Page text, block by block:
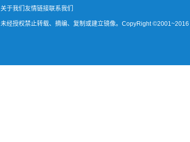
关于我们 友情链接联系我们
未经授权禁止转载、摘编、复制或建立镜像。CopyRight ©2001~2016